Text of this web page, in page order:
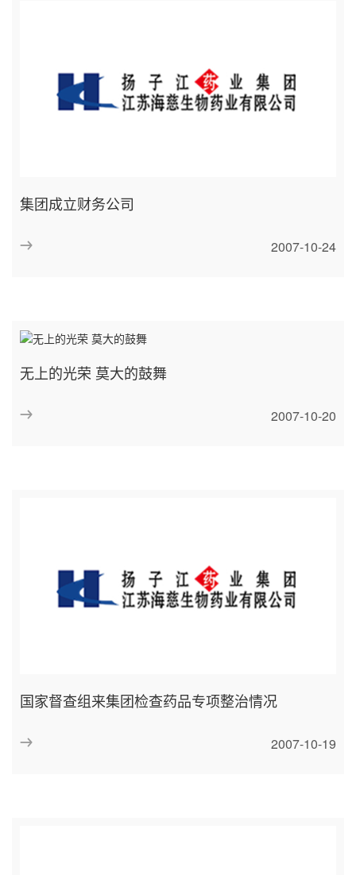
集团成立财务公司
2007-10-24
无上的光荣 莫大的鼓舞
2007-10-20
国家督查组来集团检查药品专项整治情况
2007-10-19